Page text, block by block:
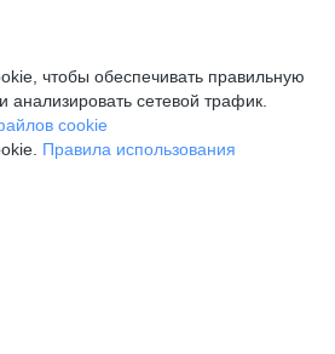
чтобы обеспечивать правильную
анализировать сетевой трафик.
cookie
Правила использования